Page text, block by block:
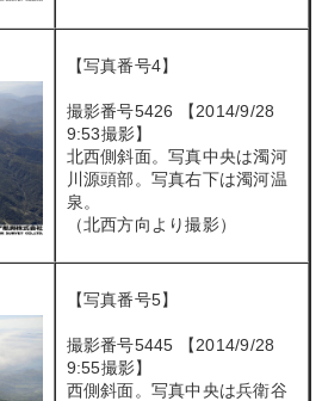
【写真番号4】
撮影番号5426 【2014/9/28
9:53撮影】
北西側斜面。写真中央は濁河
川源頭部。写真右下は濁河温
泉。
（北西方向より撮影）
【写真番号5】
撮影番号5445 【2014/9/28
9:55撮影】
西側斜面。写真中央は兵衛谷